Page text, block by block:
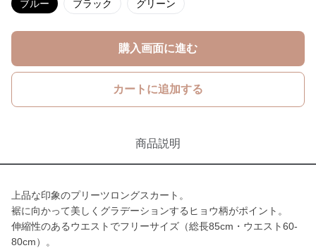
ブルー ブラック グリーン
購入画面に進む
カートに追加する
商品説明
上品な印象のプリーツロングスカート。
裾に向かって美しくグラデーションするヒョウ柄がポイント。
伸縮性のあるウエストでフリーサイズ（総長85cm・ウエスト60-
80cm）。